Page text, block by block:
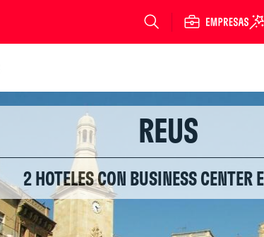
REUS
2 HOTELES CON BUSINESS CENTER